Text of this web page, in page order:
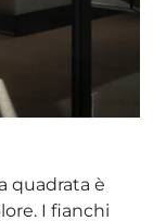
quadrata è
I fianchi